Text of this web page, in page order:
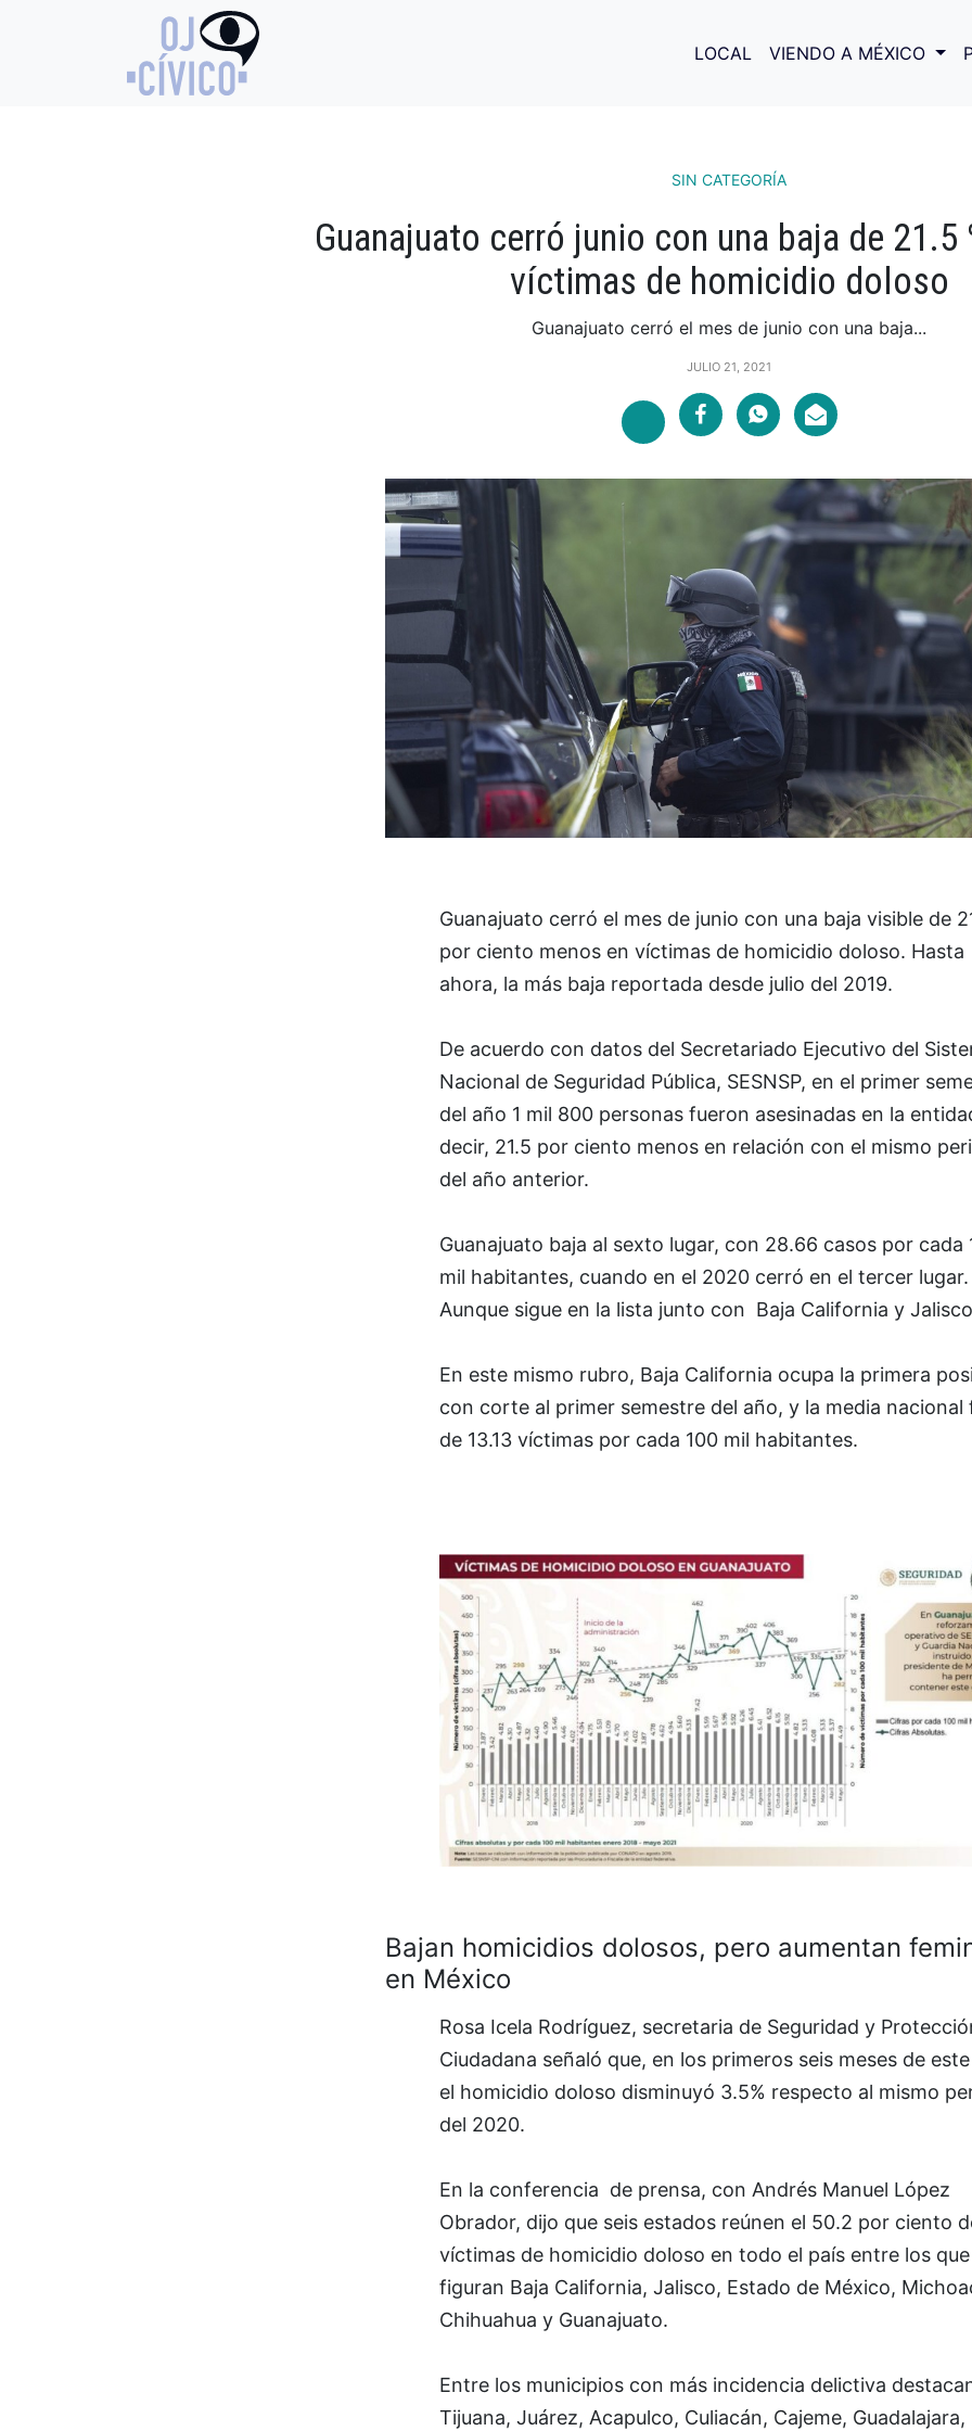
LOCAL VIENDO A MÉXICO
SIN CATEGORÍA
Guanajuato cerró junio con una baja de 21.5
víctimas de homicidio doloso
Guanajuato cerró el mes de junio con una baja...
JULIO 21, 2021
Guanajuato cerró el mes de junio con una baja visible de
por ciento menos en víctimas de homicidio doloso. Hasta
ahora, la más baja reportada desde julio del 2019.
De acuerdo con datos del Secretariado Ejecutivo del
Nacional de Seguridad Pública, SESNSP, en el primer
del año 1 mil 800 personas fueron asesinadas en la
decir, 21.5 por ciento menos en relación con el mismo
del año anterior.
Guanajuato baja al sexto lugar, con 28.66 casos por cada
mil habitantes, cuando en el 2020 cerró en el tercer lugar.
Aunque sigue en la lista junto con Baja California y
En este mismo rubro, Baja California ocupa la primera
con corte al primer semestre del año, y la media nacional
de 13.13 víctimas por cada 100 mil habitantes.
Bajan homicidios dolosos, pero aumentan
en México
Rosa Icela Rodríguez, secretaria de Seguridad y
Ciudadana señaló que, en los primeros seis meses de
el homicidio doloso disminuyó 3.5% respecto al mismo
del 2020.
En la conferencia de prensa, con Andrés Manuel López
Obrador, dijo que seis estados reúnen el 50.2 por ciento
víctimas de homicidio doloso en todo el país entre los que
figuran Baja California, Jalisco, Estado de México,
Chihuahua y Guanajuato.
Entre los municipios con más incidencia delictiva
Tijuana, Juárez, Acapulco, Culiacán, Cajeme, Guadalajara,